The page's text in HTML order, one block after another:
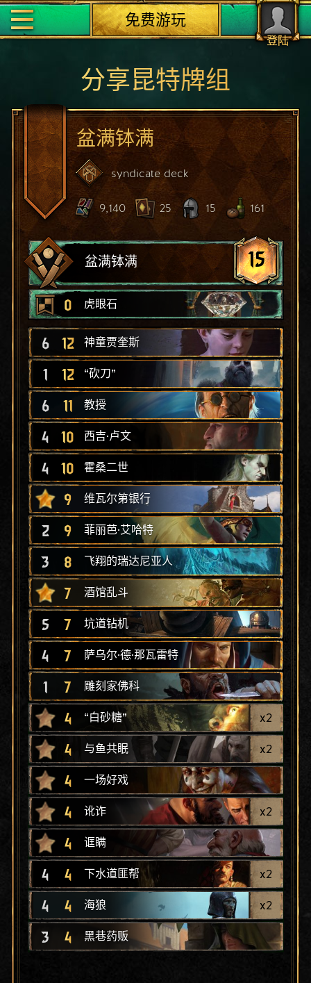
登陆
免费游玩
分享昆特牌组
盆满钵满
syndicate deck
9,140 25 15 161
盆满钵满 15
0 虎眼石
6 12 神童贾奎斯
1 12 “砍刀”
6 11 教授
4 10 西吉·卢文
4 10 霍桑二世
9 维瓦尔第银行
2 9 菲丽芭·艾哈特
3 8 飞翔的瑞达尼亚人
7 酒馆乱斗
5 7 坑道钻机
4 7 萨乌尔·德·那瓦雷特
1 7 雕刻家佛科
4 “白砂糖” x2
4 与鱼共眠 x2
4 一场好戏
4 讹诈 x2
4 诓瞒
4 4 下水道匪帮 x2
4 4 海狼 x2
3 4 黑巷药贩